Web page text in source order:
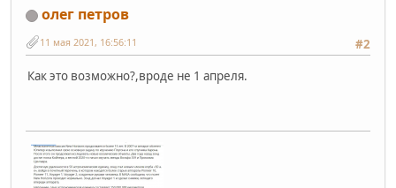
олег петров
#2
11 мая 2021, 16:56:11
Как это возможно?,вроде не 1 апреля.